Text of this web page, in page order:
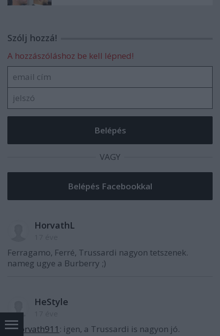
Szólj hozzá!
A hozzászóláshoz be kell lépned!
VAGY
HorvathL
Ferragamo, Ferré, Trussardi nagyon tetszenek.
nameg ugye a Burberry ;)
HeStyle
@horvath911 : igen, a Trussardi is nagyon jó.